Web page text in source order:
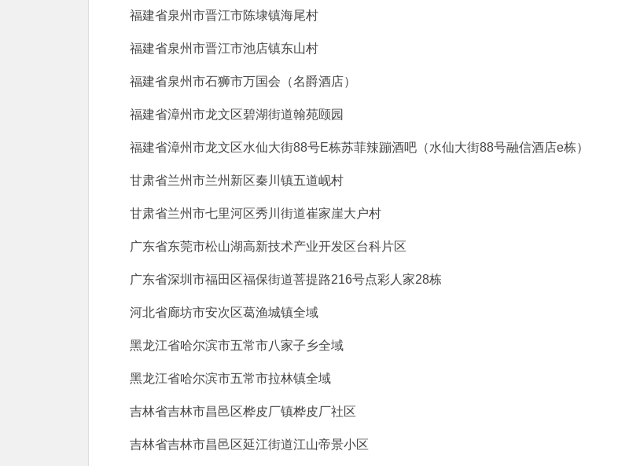
福建省泉州市晋江市陈埭镇海尾村
福建省泉州市晋江市池店镇东山村
福建省泉州市石狮市万国会（名爵酒店）
福建省漳州市龙文区碧湖街道翰苑颐园
福建省漳州市龙文区水仙大街88号E栋苏菲辣蹦酒吧（水仙大街88号融信酒店e栋）
甘肃省兰州市兰州新区秦川镇五道岘村
甘肃省兰州市七里河区秀川街道崔家崖大户村
广东省东莞市松山湖高新技术产业开发区台科片区
广东省深圳市福田区福保街道菩提路216号点彩人家28栋
河北省廊坊市安次区葛渔城镇全域
黑龙江省哈尔滨市五常市八家子乡全域
黑龙江省哈尔滨市五常市拉林镇全域
吉林省吉林市昌邑区桦皮厂镇桦皮厂社区
吉林省吉林市昌邑区延江街道江山帝景小区